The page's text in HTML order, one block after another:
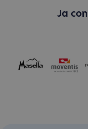
Ja